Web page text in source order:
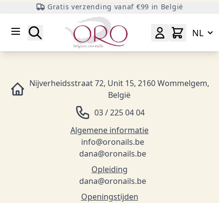
Gratis verzending vanaf €99 in België
Zoeken
NL
Nijverheidsstraat 72, Unit 15, 2160 Wommelgem,
België
03 / 225 04 04
Algemene informatie
info@oronails.be
dana@oronails.be
Opleiding
dana@oronails.be
Openingstijden